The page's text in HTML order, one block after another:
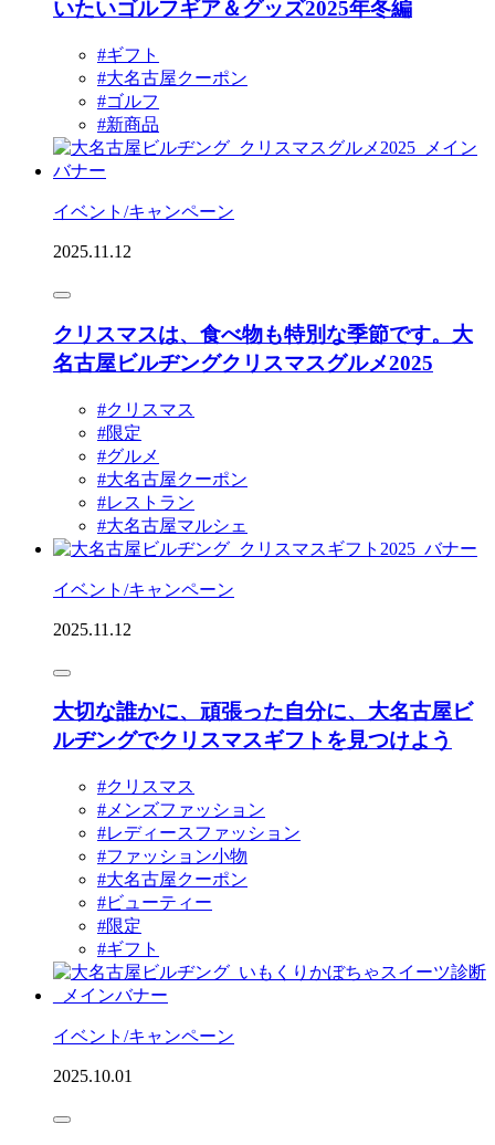
いたいゴルフギア＆グッズ2025年冬編
#ギフト
#大名古屋クーポン
#ゴルフ
#新商品
イベント/キャンペーン
2025.11.12
クリスマスは、食べ物も特別な季節です。大
名古屋ビルヂングクリスマスグルメ2025
#クリスマス
#限定
#グルメ
#大名古屋クーポン
#レストラン
#大名古屋マルシェ
イベント/キャンペーン
2025.11.12
大切な誰かに、頑張った自分に、大名古屋ビ
ルヂングでクリスマスギフトを見つけよう
#クリスマス
#メンズファッション
#レディースファッション
#ファッション小物
#大名古屋クーポン
#ビューティー
#限定
#ギフト
イベント/キャンペーン
2025.10.01